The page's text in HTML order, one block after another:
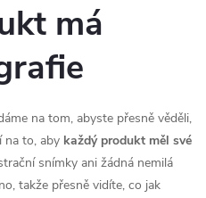
má
na tom, abyste přesně věděli,
na to, aby každý produkt měl své
snímky ani žádná nemilá
takže přesně vidíte, co jak